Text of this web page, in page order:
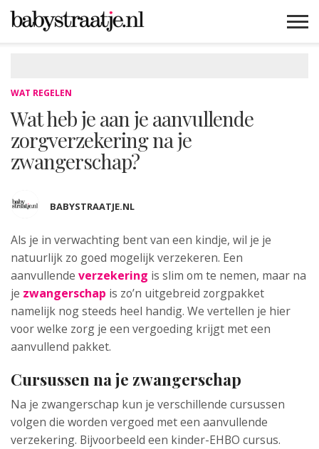
WAT REGELEN
Wat heb je aan je aanvullende
zorgverzekering na je
zwangerschap?
BABYSTRAATJE.NL
Als je in verwachting bent van een kindje, wil je je
natuurlijk zo goed mogelijk verzekeren. Een
aanvullende verzekering is slim om te nemen, maar na
je zwangerschap is zo’n uitgebreid zorgpakket
namelijk nog steeds heel handig. We vertellen je hier
voor welke zorg je een vergoeding krijgt met een
aanvullend pakket.
Cursussen na je zwangerschap
Na je zwangerschap kun je verschillende cursussen
volgen die worden vergoed met een aanvullende
verzekering. Bijvoorbeeld een kinder-EHBO cursus.